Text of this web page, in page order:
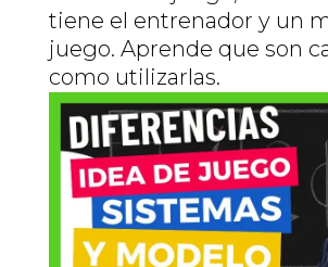
tiene el entrenador y un
juego. Aprende que son
como utilizarlas.